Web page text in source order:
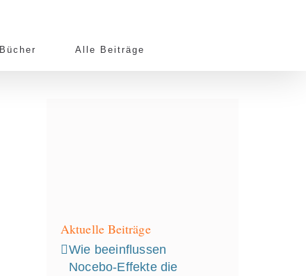
Bücher Alle Beiträge
Aktuelle Beiträge
Wie beeinflussen
Nocebo‑Effekte die